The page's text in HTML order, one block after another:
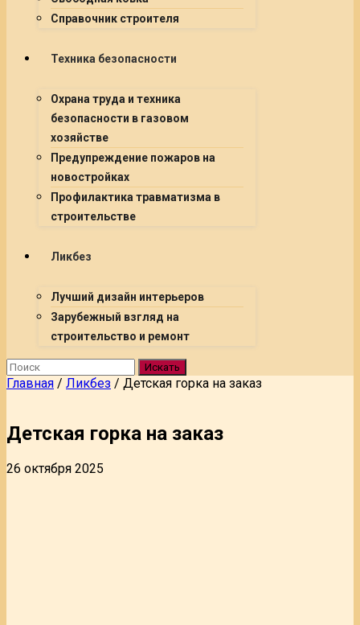
Справочник строителя
Техника безопасности
Охрана труда и техника
безопасности в газовом
хозяйстве
Предупреждение пожаров на
новостройках
Профилактика травматизма в
строительстве
Ликбез
Лучший дизайн интерьеров
Зарубежный взгляд на
строительство и ремонт
Искать
Главная / Ликбез / Детская горка на заказ
Детская горка на заказ
26 октября 2025